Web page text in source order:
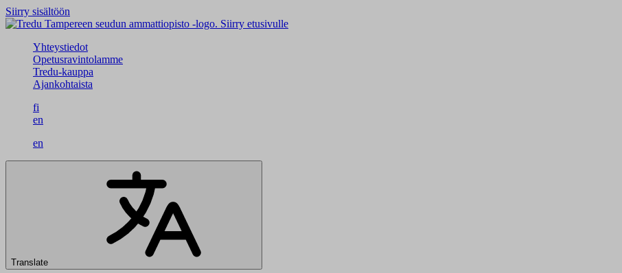
Siirry sisältöön
Siirry etusivulle
Yhteystiedot
Opetusravintolamme
Tredu-kauppa
Ajankohtaista
fi
en
en
Translate